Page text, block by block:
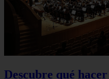
Descubre qué